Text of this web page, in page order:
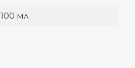
100 мл